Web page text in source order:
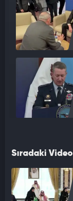
Sıradaki Video